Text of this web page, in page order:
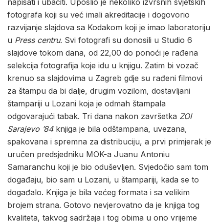
fotografa koji su već imali akreditacije i dogovorio
razvijanje slajdova sa Kodakom koji je imao laboratoriju
u Press centru. Svi fotografi su donosili u Studio 6
slajdove tokom dana, od 22,00 do ponoći je rađena
selekcija fotografija koje idu u knjigu. Zatim bi vozač
krenuo sa slajdovima u Zagreb gdje su rađeni filmovi
za štampu da bi dalje, drugim vozilom, dostavljani
štampariji u Lozani koja je odmah štampala
odgovarajući tabak. Tri dana nakon završetka ZOI
Sarajevo ’84knjiga je bila odštampana, uvezana,
spakovana i spremna za distribuciju, a prvi primjerak je
uručen predsjedniku MOK-a Juanu Antoniu
Samaranchu koji je bio oduševljen. Svjedočio sam tom
događaju, bio sam u Lozani, u štampariji, kada se to
događalo. Knjiga je bila većeg formata i sa velikim
brojem strana. Gotovo nevjerovatno da je knjiga tog
kvaliteta, takvog sadržaja i tog obima u ono vrijeme